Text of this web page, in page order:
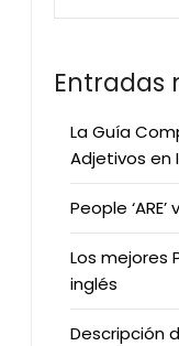
Entradas
La Guía
Adjetivos en
People ‘ARE’
Los mejores
inglés
Descripción